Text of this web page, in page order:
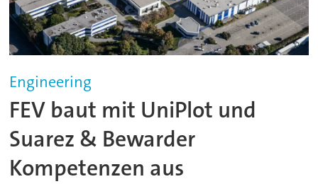
Engineering
FEV baut mit UniPlot und
Suarez & Bewarder
Kompetenzen aus